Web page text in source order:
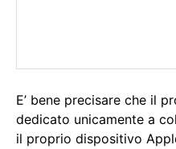
E’ bene precisare che il
dedicato unicamente a
il proprio dispositivo